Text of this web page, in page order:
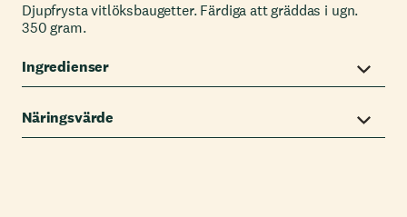
Djupfrysta vitlöksbaugetter. Färdiga att gräddas i ugn.
350 gram.
Ingredienser
Näringsvärde